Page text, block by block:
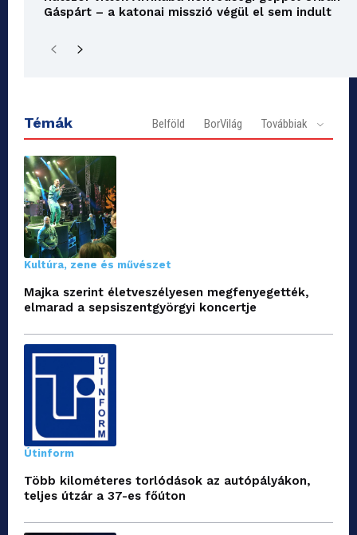
Gáspárt – a katonai misszió végül el sem indult
Témák Belföld BorVilág Továbbiak
Kultúra, zene és művészet
Majka szerint életveszélyesen megfenyegették,
elmarad a sepsiszentgyörgyi koncertje
Útinform
Több kilométeres torlódások az autópályákon,
teljes útzár a 37-es főúton